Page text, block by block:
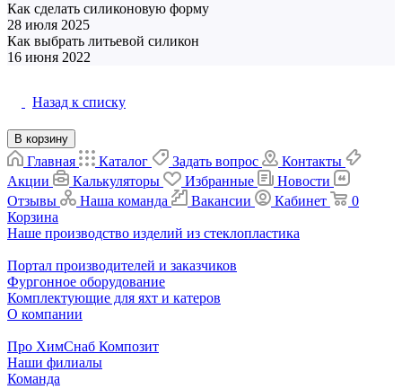
Матрица и форма
Как сделать силиконовую форму
28 июля 2025
Матрица и форма
Как выбрать литьевой силикон
16 июня 2022
Назад к списку
В корзину
Главная Каталог Задать вопрос
Контакты
Акции
Калькуляторы Избранные
Новости
Отзывы
Наша команда Вакансии Кабинет
0
Корзина
Наше производство изделий из стеклопластика
Портал производителей и заказчиков
Фургонное оборудование
Комплектующие для яхт и катеров
О компании
Про ХимСнаб Композит
Наши филиалы
Команда